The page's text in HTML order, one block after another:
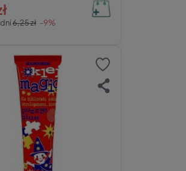
dni6,25 zł -9%